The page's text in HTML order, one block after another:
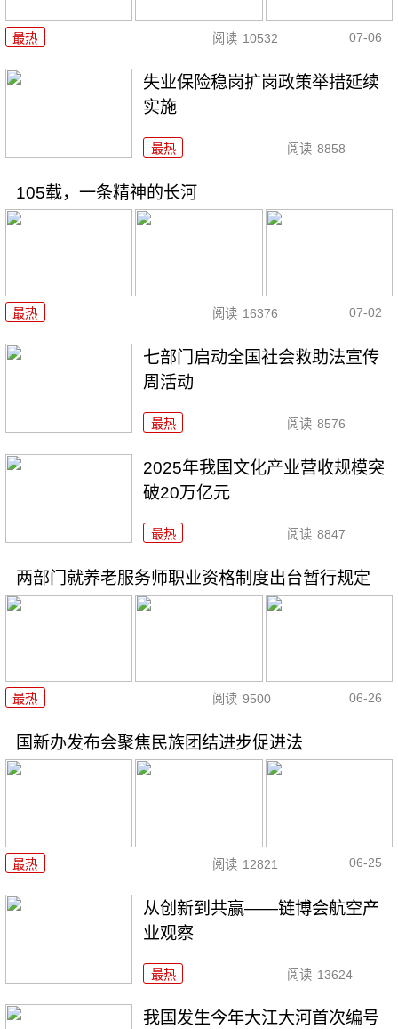
最热 阅读 10532 07-06
失业保险稳岗扩岗政策举措延续
实施
最热 阅读 8858
105载，一条精神的长河
最热 阅读 16376 07-02
七部门启动全国社会救助法宣传
周活动
最热 阅读 8576
2025年我国文化产业营收规模突
破20万亿元
最热 阅读 8847
两部门就养老服务师职业资格制度出台暂行规定
最热 阅读 9500 06-26
国新办发布会聚焦民族团结进步促进法
最热 阅读 12821 06-25
从创新到共赢——链博会航空产
业观察
最热 阅读 13624
我国发生今年大江大河首次编号